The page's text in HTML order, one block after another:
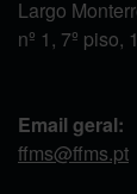
Largo
nº 1, 7º piso,
Email geral:
ffms@ffms.pt